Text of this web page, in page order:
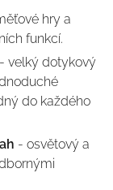
hry a
funkcí.
- velký dotykový
do každého
- osvětový a